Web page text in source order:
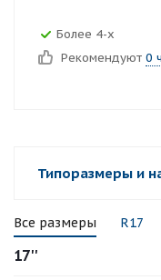
Более 4-х
Рекомендуют 0
Типоразмеры и
Все размеры R17
17''